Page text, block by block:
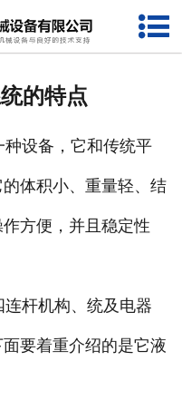
网站首页
资质荣誉
联系我们
的特点
种设备，它和传统平
体积小、重量轻、结
方便，并且稳定性
杆机构、统及电器
要着重介绍的是它液